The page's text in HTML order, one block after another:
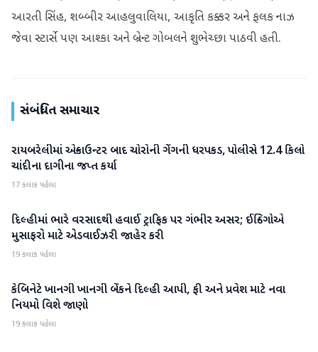
આરતી સિંહ, શબ્બીર આહલુવાલિયા, આકૃતિ કક્કર અને ફલક નાઝ
જેવા સ્ટાર્સે પણ આશ્કા અને બ્રેન્ટ ગોબલને શુભેચ્છા પાઠવી હતી.
સંબંધિત સમાચાર
રાષ્ટ્રીય
રાયબરેલીમાં એન્કાઉન્ટર બાદ ચોરોની ગેંગની ધરપકડ, પોલીસે 12.4 કિલો
ચાંદીના દાગીના જપ્ત કર્યા
17 કલાક પહેલા
રાષ્ટ્રીય
દિલ્હીમાં ભારે વરસાદથી હવાઈ ટ્રાફિક પર ગંભીર અસર; ઈન્ડિગોએ
મુસાફરો માટે એડવાઈઝરી જાહેર કરી
19 કલાક પહેલા
રાષ્ટ્રીય
કેબિનેટે ખાનગી ખાનગી બેંકને દિલ્હી આપી, ફી અને પ્રવેશ માટે નવા
નિયમો વિશે જાણો
19 કલાક પહેલા